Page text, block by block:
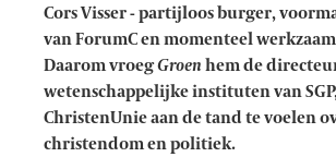
Cors Visser - partijloos burger,
van ForumC en momenteel werkzaam
Daarom vroegGroen hem de
wetenschappelijke instituten van
ChristenUnie aan de tand te voelen
christendom en politiek.